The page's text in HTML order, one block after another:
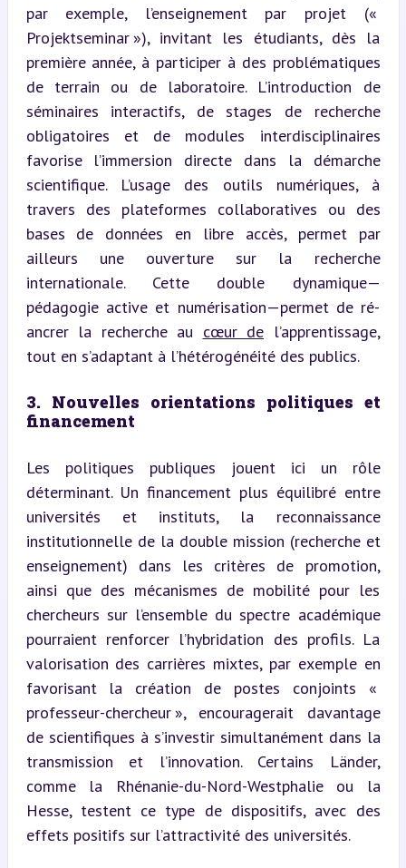
par exemple, l’enseignement par projet («
Projektseminar »), invitant les étudiants, dès la
première année, à participer à des problématiques
de terrain ou de laboratoire. L’introduction de
séminaires interactifs, de stages de recherche
obligatoires et de modules interdisciplinaires
favorise l’immersion directe dans la démarche
scientifique. L’usage des outils numériques, à
travers des plateformes collaboratives ou des
bases de données en libre accès, permet par
ailleurs une ouverture sur la recherche
internationale. Cette double dynamique—
pédagogie active et numérisation—permet de ré-
ancrer la recherche au cœur de l’apprentissage,
tout en s’adaptant à l’hétérogénéité des publics.
3. Nouvelles orientations politiques et
financement
Les politiques publiques jouent ici un rôle
déterminant. Un financement plus équilibré entre
universités et instituts, la reconnaissance
institutionnelle de la double mission (recherche et
enseignement) dans les critères de promotion,
ainsi que des mécanismes de mobilité pour les
chercheurs sur l’ensemble du spectre académique
pourraient renforcer l’hybridation des profils. La
valorisation des carrières mixtes, par exemple en
favorisant la création de postes conjoints «
professeur-chercheur », encouragerait davantage
de scientifiques à s’investir simultanément dans la
transmission et l’innovation. Certains Länder,
comme la Rhénanie-du-Nord-Westphalie ou la
Hesse, testent ce type de dispositifs, avec des
effets positifs sur l’attractivité des universités.